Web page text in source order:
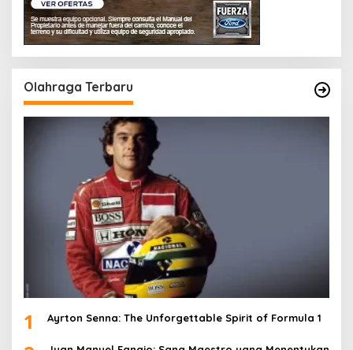
Olahraga Terbaru
1 Ayrton Senna: The Unforgettable Spirit of Formula 1